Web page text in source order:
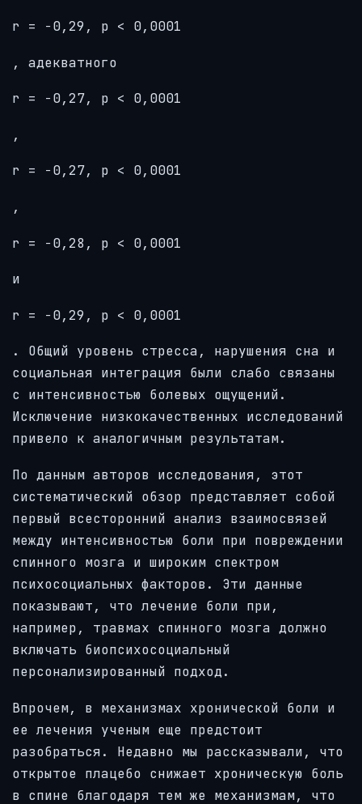
r = −0,29, p < 0,0001
, адекватного
r = −0,27, p < 0,0001
,
r = −0,27, p < 0,0001
,
r = −0,28, p < 0,0001
и
r = −0,29, p < 0,0001
. Общий уровень стресса, нарушения сна и
социальная интеграция были слабо связаны
с интенсивностью болевых ощущений.
Исключение низкокачественных исследований
привело к аналогичным результатам.
По данным авторов исследования, этот
систематический обзор представляет собой
первый всесторонний анализ взаимосвязей
между интенсивностью боли при повреждении
спинного мозга и широким спектром
психосоциальных факторов. Эти данные
показывают, что лечение боли при,
например, травмах спинного мозга должно
включать биопсихосоциальный
персонализированный подход.
Впрочем, в механизмах хронической боли и
ее лечения ученым еще предстоит
разобраться. Недавно мы рассказывали, что
открытое плацебо снижает хроническую боль
в спине благодаря тем же механизмам, что